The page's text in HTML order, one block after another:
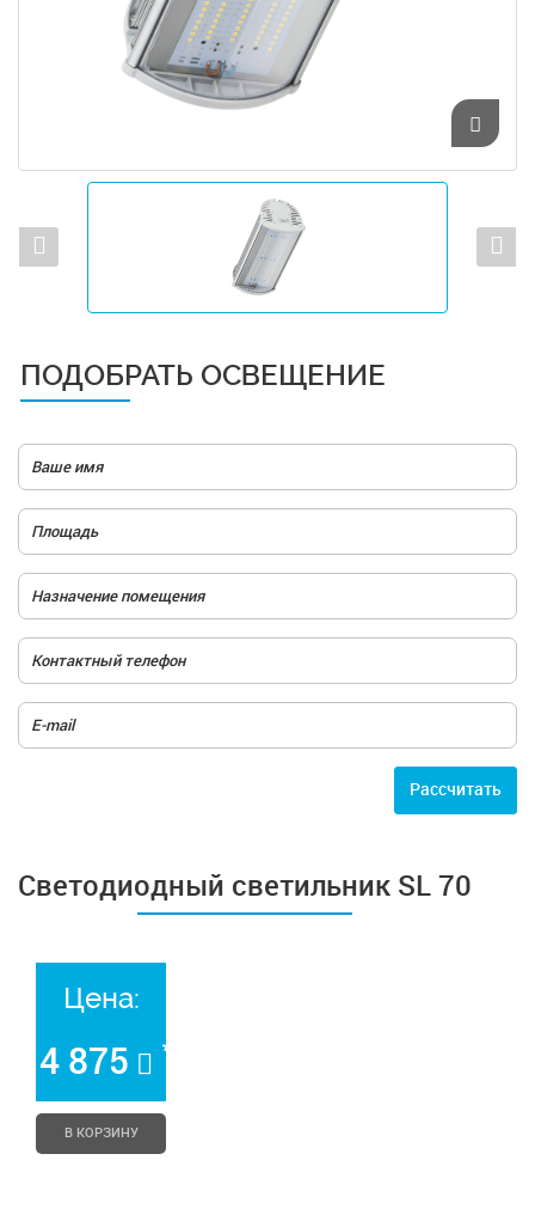
ПОДОБРАТЬ ОСВЕЩЕНИЕ
Расcчитать
Светодиодный светильник SL 70
Цена:
4 875 *
В КОРЗИНУ